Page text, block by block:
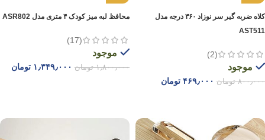
کلاه ضربه گیر سر نوزاد ۳۶۰ درجه مدل
AST511
(2)
موجود
۸۰۰٫۰۰۰ تومان ۴۶۹٫۰۰۰ تومان
محافظ لبه میز کودک ۴ متری مدل ASR802
(17)
موجود
۱٫۸۰۰٫۰۰۰ تومان ۱٫۳۴۹٫۰۰۰ تومان